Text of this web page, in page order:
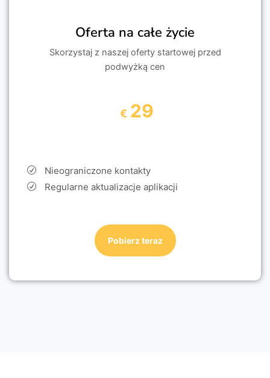
Oferta na całe życie
Skorzystaj z naszej oferty startowej przed
podwyżką cen
€ 29
Nieograniczone kontakty
Regularne aktualizacje aplikacji
Pobierz teraz